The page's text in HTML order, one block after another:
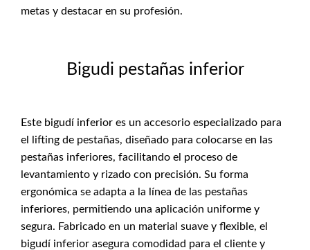
metas y destacar en su profesión.
Bigudi pestañas inferior
Este bigudí inferior es un accesorio especializado para
el lifting de pestañas, diseñado para colocarse en las
pestañas inferiores, facilitando el proceso de
levantamiento y rizado con precisión. Su forma
ergonómica se adapta a la línea de las pestañas
inferiores, permitiendo una aplicación uniforme y
segura. Fabricado en un material suave y flexible, el
bigudí inferior asegura comodidad para el cliente y